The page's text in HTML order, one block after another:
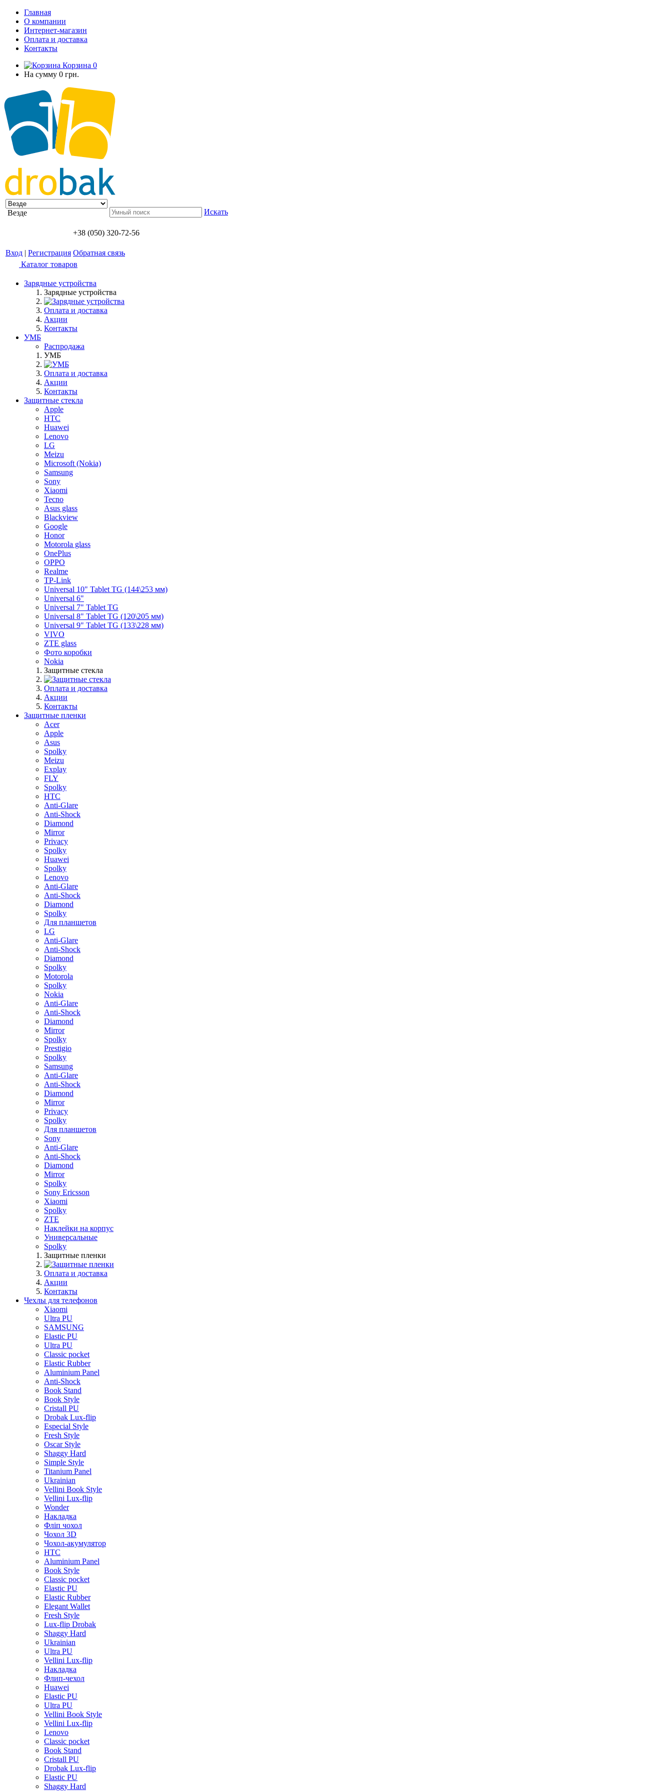
Главная
О компании
Интернет-магазин
Оплата и доставка
Контакты
Корзина 0
На сумму 0 грн.
Везде Искать
+38 (050) 320-72-56
Вход | Регистрация Обратная связь
Каталог товаров
Зарядные устройства
Зарядные устройства
Оплата и доставка
Акции
Контакты
УМБ
Распродажа
УМБ
Оплата и доставка
Акции
Контакты
Защитные стекла
Apple
HTC
Huawei
Lenovo
LG
Meizu
Microsoft (Nokia)
Samsung
Sony
Xiaomi
Tecno
Asus glass
Blackview
Google
Honor
Motorola glass
OnePlus
OPPO
Realme
TP-Link
Universal 10" Tablet TG (144\253 мм)
Universal 6"
Universal 7" Tablet TG
Universal 8" Tablet TG (120\205 мм)
Universal 9" Tablet TG (133\228 мм)
VIVO
ZTE glass
Фото коробки
Nokia
Защитные стекла
Оплата и доставка
Акции
Контакты
Защитные пленки
Acer
Apple
Asus
Spolky
Meizu
Explay
FLY
Spolky
HTC
Anti-Glare
Anti-Shock
Diamond
Mirror
Privacy
Spolky
Huawei
Spolky
Lenovo
Anti-Glare
Anti-Shock
Diamond
Spolky
Для планшетов
LG
Anti-Glare
Anti-Shock
Diamond
Spolky
Motorola
Spolky
Nokia
Anti-Glare
Anti-Shock
Diamond
Mirror
Spolky
Prestigio
Spolky
Samsung
Anti-Glare
Anti-Shock
Diamond
Mirror
Privacy
Spolky
Для планшетов
Sony
Anti-Glare
Anti-Shock
Diamond
Mirror
Spolky
Sony Ericsson
Xiaomi
Spolky
ZTE
Наклейки на корпус
Универсальные
Spolky
Защитные пленки
Оплата и доставка
Акции
Контакты
Чехлы для телефонов
Xiaomi
Ultra PU
SAMSUNG
Elastic PU
Ultra PU
Classic pocket
Elastic Rubber
Aluminium Panel
Anti-Shock
Book Stand
Book Style
Cristall PU
Drobak Lux-flip
Especial Style
Fresh Style
Oscar Style
Shaggy Hard
Simple Style
Titanium Panel
Ukrainian
Vellini Book Style
Vellini Lux-flip
Wonder
Накладка
Фліп чохол
Чохол 3D
Чохол-акумулятор
HTC
Aluminium Panel
Book Style
Classic pocket
Elastic PU
Elastic Rubber
Elegant Wallet
Fresh Style
Lux-flip Drobak
Shaggy Hard
Ukrainian
Ultra PU
Vellini Lux-flip
Накладка
Флип-чехол
Huawei
Elastic PU
Ultra PU
Vellini Book Style
Vellini Lux-flip
Lenovo
Classic pocket
Book Stand
Cristall PU
Drobak Lux-flip
Elastic PU
Shaggy Hard